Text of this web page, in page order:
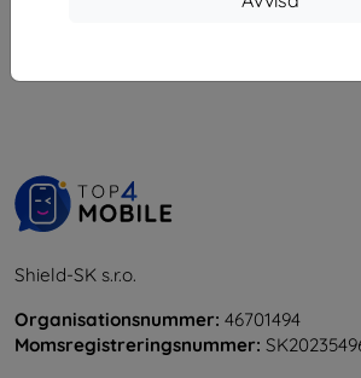
Shield-SK s.r.o.
Organisationsnummer: 46701494
Momsregistreringsnummer: